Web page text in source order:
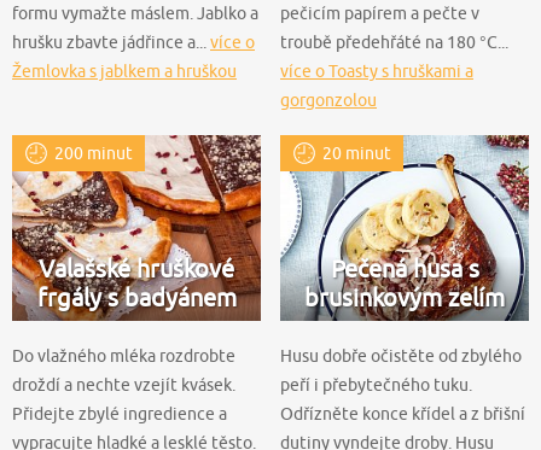
formu vymažte máslem. Jablko a
hrušku zbavte jádřince a... více o
Žemlovka s jablkem a hruškou
pečicím papírem a pečte v
troubě předehřáté na 180 °C...
více o Toasty s hruškami a
gorgonzolou
200 minut
Valašské hruškové
frgály s badyánem
Do vlažného mléka rozdrobte
droždí a nechte vzejít kvásek.
Přidejte zbylé ingredience a
vypracujte hladké a lesklé těsto.
20 minut
Pečená husa s
brusinkovým zelím
Husu dobře očistěte od zbylého
peří i přebytečného tuku.
Odřízněte konce křídel a z břišní
dutiny vyndejte droby. Husu